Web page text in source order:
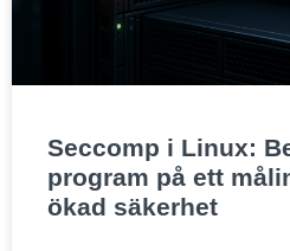
Seccomp i Linux:
program på ett
ökad säkerhet